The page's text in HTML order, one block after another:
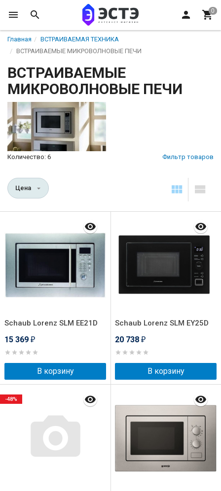
Главная
ВСТРАИВАЕМАЯ ТЕХНИКА
ВСТРАИВАЕМЫЕ МИКРОВОЛНОВЫЕ ПЕЧИ
ВСТРАИВАЕМЫЕ
МИКРОВОЛНОВЫЕ ПЕЧИ
Количество: 6 Фильтр товаров
Цена
Schaub Lorenz SLM EE21D
15 369 ₽
В корзину
Schaub Lorenz SLM EY25D
20 738 ₽
В корзину
-48%